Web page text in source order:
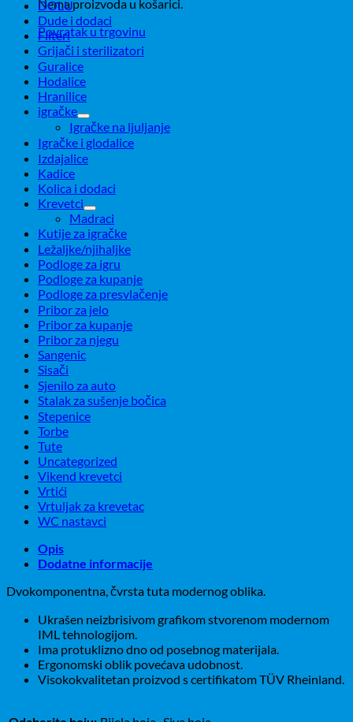
Nema proizvoda u košarici.
Povratak u trgovinu
DOLU
Dude i dodaci
Filteri
Grijači i sterilizatori
Guralice
Hodalice
Hranilice
igračke
Igračke na ljuljanje
Igračke i glodalice
Izdajalice
Kadice
Kolica i dodaci
Krevetci
Madraci
Kutije za igračke
Ležaljke/njihaljke
Podloge za igru
Podloge za kupanje
Podloge za presvlačenje
Pribor za jelo
Pribor za kupanje
Pribor za njegu
Sangenic
Sisači
Sjenilo za auto
Stalak za sušenje bočica
Stepenice
Torbe
Tute
Uncategorized
Vikend krevetci
Vrtići
Vrtuljak za krevetac
WC nastavci
Opis
Dodatne informacije
Dvokomponentna, čvrsta tuta modernog oblika.
Ukrašen neizbrisivom grafikom stvorenom modernom
IML tehnologijom.
Ima protuklizno dno od posebnog materijala.
Ergonomski oblik povećava udobnost.
Visokokvalitetan proizvod s certifikatom TÜV Rheinland.